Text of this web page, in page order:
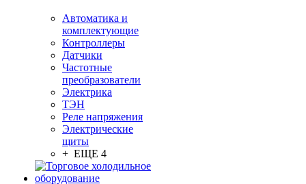
Автоматика и
комплектующие
Контроллеры
Датчики
Частотные
преобразователи
Электрика
ТЭН
Реле напряжения
Электрические
щиты
+ ЕЩЕ 4